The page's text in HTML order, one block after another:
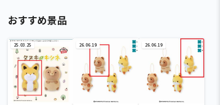
おすすめ景品
25.03.25 26.06.19 26.06.19